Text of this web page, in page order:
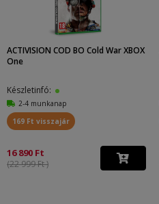
ACTIVISION COD BO Cold War XBOX
One
Készletinfó:
2-4 munkanap
169 Ft visszajár
16 890 Ft
(22 999 Ft )